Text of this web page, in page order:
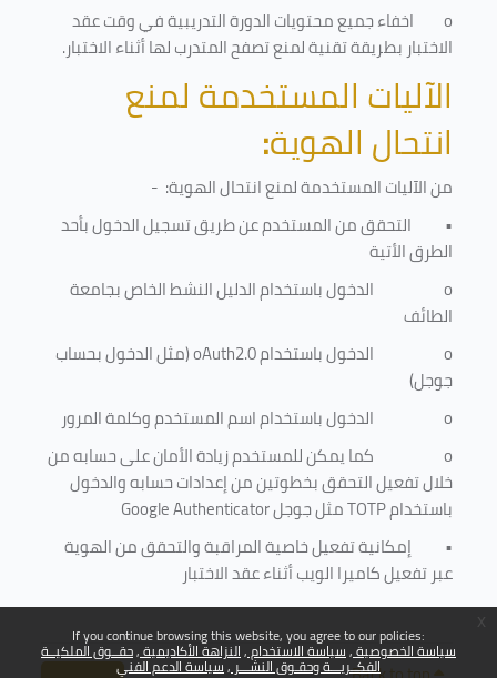
If you continue browsing this website, you agree to our policies:
سياسة الخصوصية سياسة الاستخدام النزاهة الأكاديمية حقــوق الملكيــة
الفكــريـــة وحقـوق النشـــر سياسة الدعم الفني
o
اخفاء جميع محتويات الدورة التدريبية في وقت عقد
الاختبار بطريقة تقنية لمنع تصفح المتدرب لها أثناء الاختبار.
الآليات المستخدمة لمنع
انتحال الهوية:
من الآليات المستخدمة لمنعانتحال الهوية: -
• التحقق من المستخدم عن طريق تسجيل الدخول بأحد
الطرق الأتية
o
الدخول باستخدام الدليل النشط الخاص بجامعة
الطائف
o
الدخول باستخدامoAuth2.0(مثل الدخول بحساب
جوجل)
o
الدخول باستخدام اسم المستخدم وكلمة المرور
o
كما يمكن للمستخدم زيادة الأمان على حسابه من
خلال تفعيل التحقق بخطوتين من إعدادات حسابه والدخول
باستخدامTOTPمثل جوجلGoogle Authenticator
• إمكانية تفعيل خاصية المراقبة والتحقق من الهوية
عبر تفعيل كاميرا الويب أثناء عقد الاختبار